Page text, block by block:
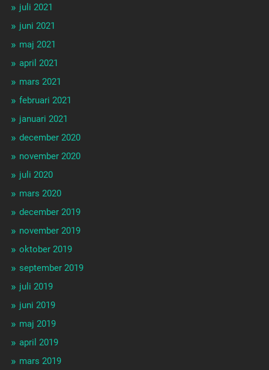
juli 2021
juni 2021
maj 2021
april 2021
mars 2021
februari 2021
januari 2021
december 2020
november 2020
juli 2020
mars 2020
december 2019
november 2019
oktober 2019
september 2019
juli 2019
juni 2019
maj 2019
april 2019
mars 2019